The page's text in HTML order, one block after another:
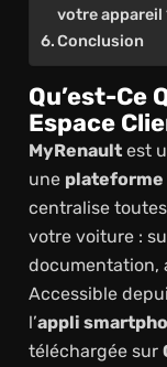
votre appareil
Conclusion
Qu’est-Ce
Espace
MyRenaultest
une
centralise
votre voiture :
documentation,
Accessible
l’appli
téléchargée sur